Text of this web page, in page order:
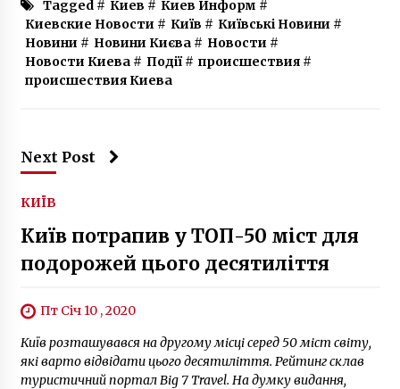
Tagged # Киев # Киев Информ #
Киевские Новости # Київ # Київські Новини #
Новини # Новини Києва# Новости #
Новости Киева# Події# происшествия#
происшествия Киева
Next Post
КИЇВ
Київ потрапив у ТОП-50 міст для
подорожей цього десятиліття
Пт Січ 10 , 2020
Київ розташувався на другому місці серед 50 міст світу,
які варто відвідати цього десятиліття. Рейтинг склав
туристичний портал Big 7 Travel. На думку видання,